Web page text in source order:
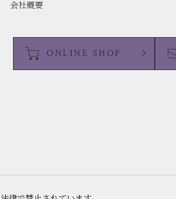
会社概要
ONLINE SHOP